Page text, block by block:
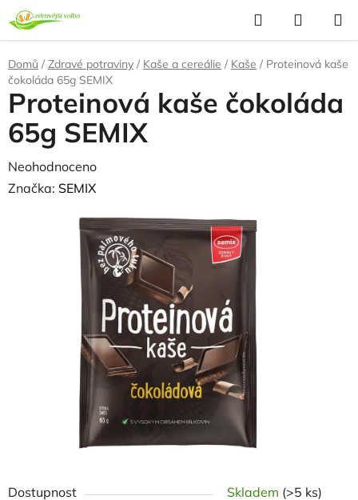
Přejít
na
obsah
Hledat
KOŠÍK
Domů / Zdravé potraviny / Kaše a cereálie / Kaše / Proteinová kaše
čokoláda 65g SEMIX
Dostupnost Skladem (>5 ks)
Proteinová kaše čokoláda
65g SEMIX
Průměrné
hodnocení
Neohodnoceno
Značka: SEMIX